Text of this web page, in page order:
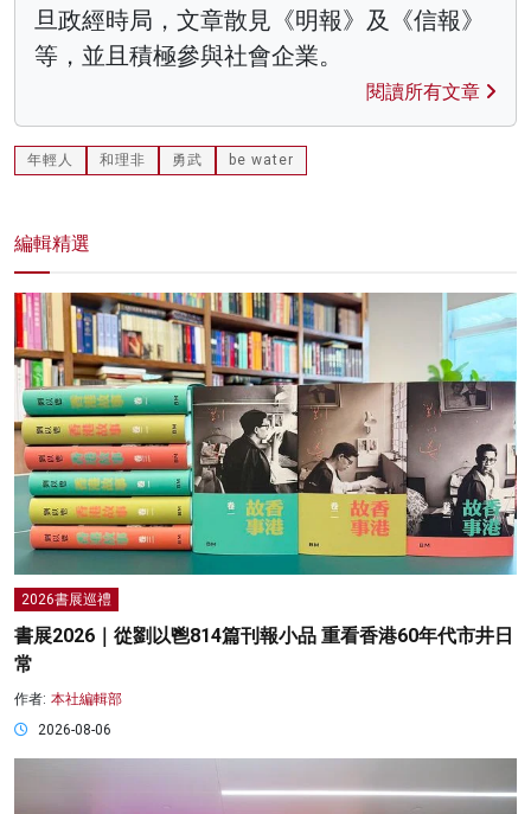
旦政經時局，文章散見《明報》及《信報》
等，並且積極參與社會企業。
閱讀所有文章
年輕人 和理非 勇武 be water
編輯精選
2026書展巡禮
書展2026｜從劉以鬯814篇刊報小品 重看香港60年代市井日
常
作者: 本社編輯部
2026-08-06